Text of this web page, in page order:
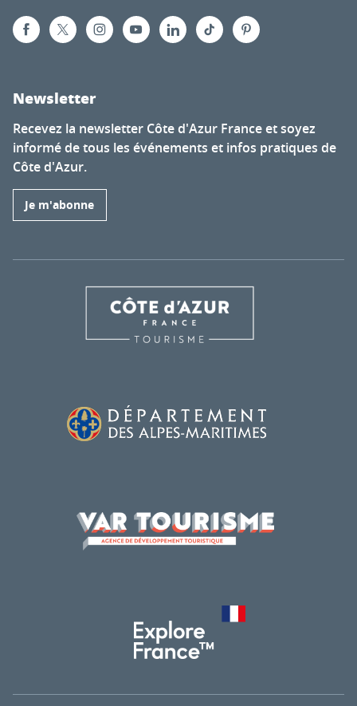
Newsletter
Recevez la newsletter Côte d'Azur France et soyez
informé de tous les événements et infos pratiques de
Côte d'Azur.
Je m'abonne